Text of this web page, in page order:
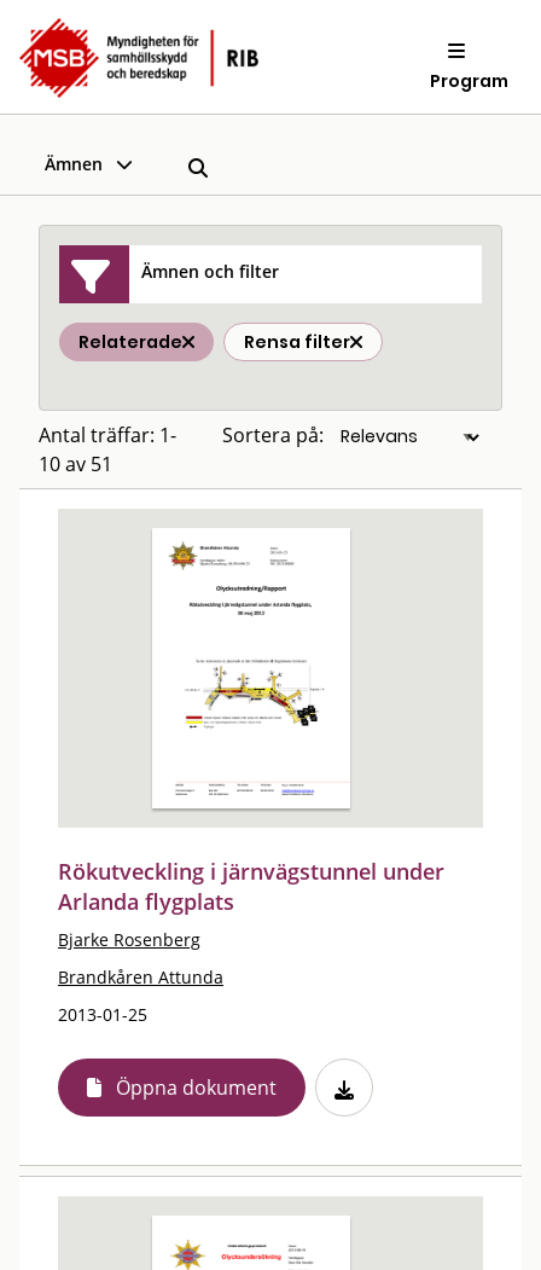
Program
Ämnen
Ämnen och filter
Relaterade Rensa filter
Antal träffar: 1-
10 av 51
Sortera på:
Rökutveckling i järnvägstunnel under
Arlanda flygplats
Bjarke Rosenberg
Brandkåren Attunda
2013-01-25
Öppna dokument